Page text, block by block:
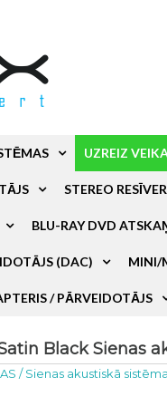
UZREIZ
STEREO
BLU-RAY DVD
(DAC) MINI/
/ PĀRVEIDOTĀJS
Black Sienas
/Sienas akustiskā